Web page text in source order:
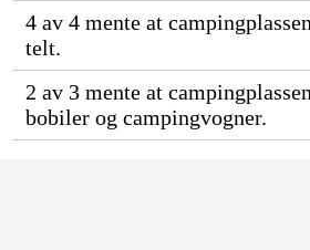
4 av 4 mente at
telt.
2 av 3 mente at
bobiler og campingvogner.